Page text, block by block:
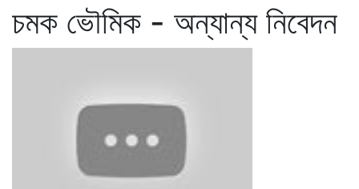
চমক ভৌমিক - অন্যান্য নিবেদন